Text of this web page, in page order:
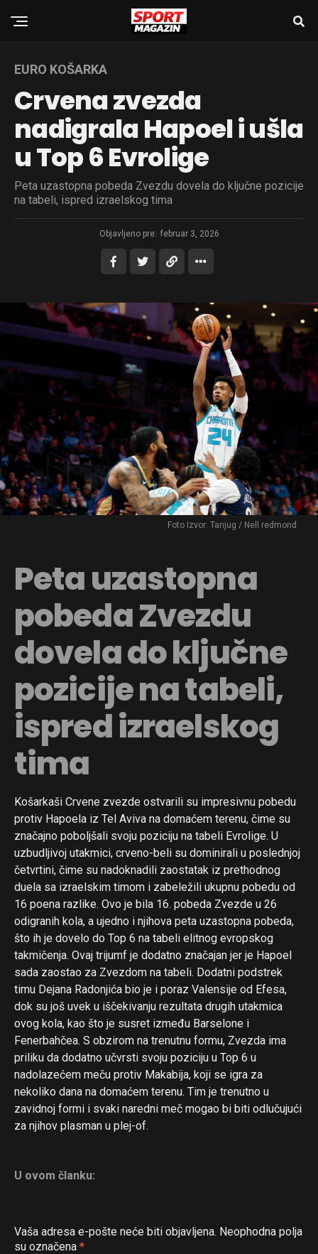
EURO KOŠARKA
Crvena zvezda
nadigrala Hapoel i ušla
u Top 6 Evrolige
Peta uzastopna pobeda Zvezdu dovela do ključne pozicije
na tabeli, ispred izraelskog tima
Objavljeno pre: februar 3, 2026
Foto Izvor: Tanjug / Nell redmond
Peta uzastopna
pobeda Zvezdu
dovela do ključne
pozicije na tabeli,
ispred izraelskog
tima
Košarkaši Crvene zvezde ostvarili su impresivnu pobedu
protiv Hapoela iz Tel Aviva na domaćem terenu, čime su
značajno poboljšali svoju poziciju na tabeli Evrolige. U
uzbudljivoj utakmici, crveno-beli su dominirali u poslednjoj
četvrtini, čime su nadoknadili zaostatak iz prethodnog
duela sa izraelskim timom i zabeležili ukupnu pobedu od
16 poena razlike. Ovo je bila 16. pobeda Zvezde u 26
odigranih kola, a ujedno i njihova peta uzastopna pobeda,
što ih je dovelo do Top 6 na tabeli elitnog evropskog
takmičenja. Ovaj trijumf je dodatno značajan jer je Hapoel
sada zaostao za Zvezdom na tabeli. Dodatni podstrek
timu Dejana Radonjića bio je i poraz Valensije od Efesa,
dok su još uvek u iščekivanju rezultata drugih utakmica
ovog kola, kao što je susret između Barselone i
Fenerbahčea. S obzirom na trenutnu formu, Zvezda ima
priliku da dodatno učvrsti svoju poziciju u Top 6 u
nadolazećem meču protiv Makabija, koji se igra za
nekoliko dana na domaćem terenu. Tim je trenutno u
zavidnoj formi i svaki naredni meč mogao bi biti odlučujući
za njihov plasman u plej-of.
U ovom članku:
Vaša adresa e-pošte neće biti objavljena. Neophodna polja
su označena *